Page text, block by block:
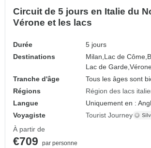
Circuit de 5 jours en Italie du
Vérone et les lacs
Durée
5 jours
Destinations
Milan, Lac de Côme,
Lac de Garde,
Tranche d'âge
Tous les âges sont
Régions
Région des lacs
Langue
Uniquement en :
Voyagiste
Tourist Journey
À partir de
€709
par personne